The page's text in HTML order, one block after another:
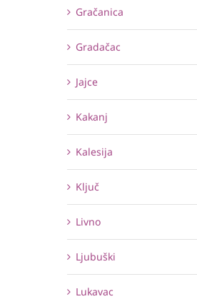
Gračanica
Gradačac
Jajce
Kakanj
Kalesija
Ključ
Livno
Ljubuški
Lukavac